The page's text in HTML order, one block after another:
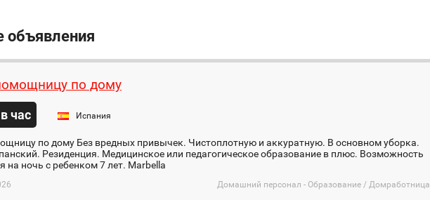
объявления
по дому
час Испания
по дому Без вредных привычек. Чистоплотную и аккуратную. В основном уборка.
Резиденция. Медицинское или педагогическое образование в плюс. Возможность
на ночь с ребенком 7 лет. Marbella
Домашний персонал - Образование / Домработница